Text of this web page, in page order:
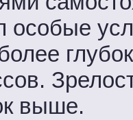
особые
выше.